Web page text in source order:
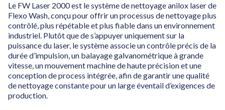
Le FW Laser 2000 est le système de nettoyage anilox laser de
Flexo Wash, conçu pour offrir un processus de nettoyage plus
contrôlé, plus répétable et plus fiable dans un environnement
industriel. Plutôt que de s’appuyer uniquement sur la
puissance du laser, le système associe un contrôle précis de la
durée d’impulsion, un balayage galvanométrique à grande
vitesse, un mouvement machine de haute précision et une
conception de process intégrée, afin de garantir une qualité
de nettoyage constante pour un large éventail d’exigences de
production.